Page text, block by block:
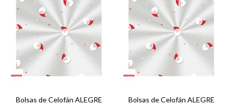
Bolsas de Celofán ALEGRE
Bolsas de Celofán ALEGRE